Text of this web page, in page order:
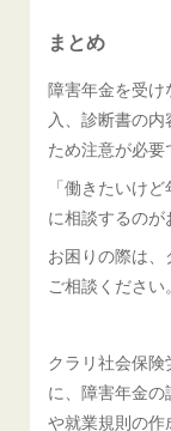
まとめ
障害年金を受け
入、診断書の
ため注意が必要
「働きたいけ
に相談するのが
お困りの際は
ご相談ください。
クラリ社会保
に、障害年金
や就業規則の